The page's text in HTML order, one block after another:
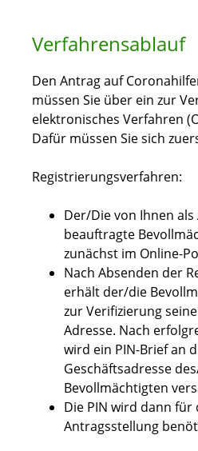
Verfahrensablauf
Den Antrag auf
müssen Sie über ein zur
elektronisches Verfahren
Dafür müssen Sie sich
Registrierungsverfahren:
Der/Die von Ihnen
beauftragte
zunächst im Online-
Nach Absenden der
erhält der/die
zur Verifizierung
Adresse. Nach
wird ein PIN-Brief an
Geschäftsadresse
Bevollmächtigten
Die PIN wird dann für
Antragsstellung